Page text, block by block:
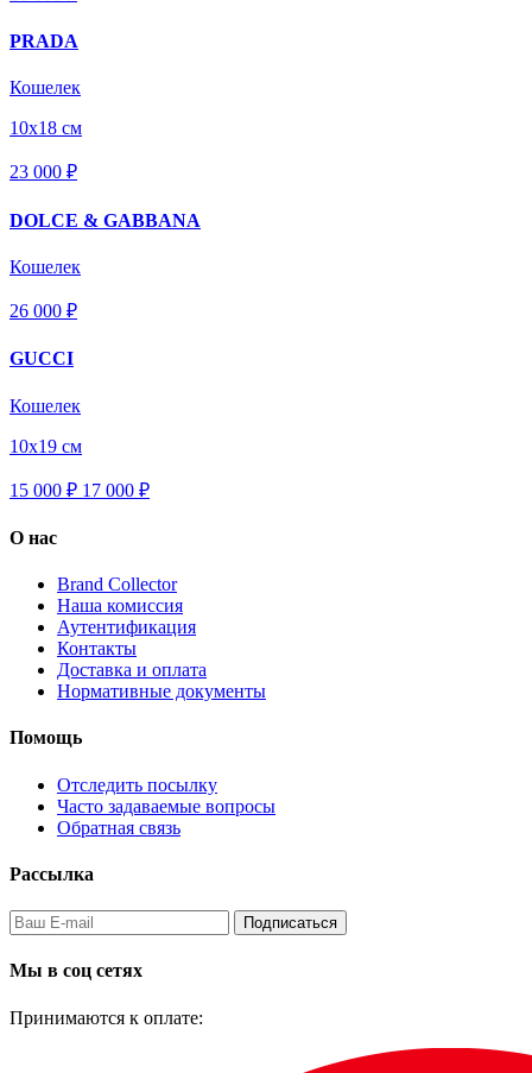
PRADA
Кошелек
10х18 см
23 000 ₽
DOLCE & GABBANA
Кошелек
26 000 ₽
GUCCI
Кошелек
10х19 см
15 000 ₽ 17 000 ₽
О нас
Brand Collector
Наша комиссия
Аутентификация
Контакты
Доставка и оплата
Нормативные документы
Помощь
Отследить посылку
Часто задаваемые вопросы
Обратная связь
Рассылка
Подписаться
Мы в соц сетях
Принимаются к оплате: